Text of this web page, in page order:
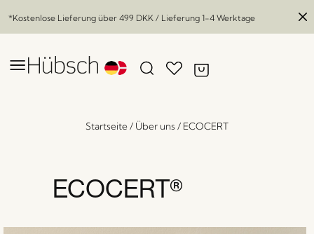
*Kostenlose Lieferung über 499 DKK / Lieferung 1-4 Werktage
Startseite/ Über uns / ECOCERT
ECOCERT®